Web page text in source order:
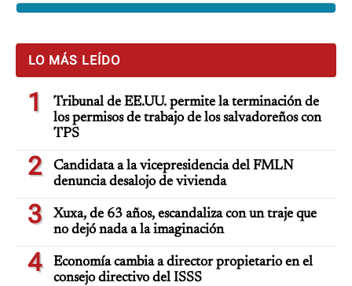
LO MÁS LEÍDO
1
Tribunal de EE.UU. permite la terminación de
los permisos de trabajo de los salvadoreños con
TPS
2
Candidata a la vicepresidencia del FMLN
denuncia desalojo de vivienda
3
Xuxa, de 63 años, escandaliza con un traje que
no dejó nada a la imaginación
4
Economía cambia a director propietario en el
consejo directivo del ISSS